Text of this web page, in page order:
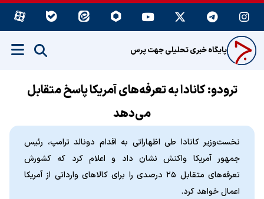
پایگاه خبری تحلیلی جهت پرس
ترودو: کانادا به تعرفه‌های آمریکا پاسخ متقابل
می‌دهد
نخست‌وزیر کانادا طی اظهاراتی به اقدام دونالد ترامپ، رئیس
جمهور آمریکا واکنش نشان داد و اعلام کرد که کشورش
تعرفه‌های متقابل ۲۵ درصدی را برای کالاهای وارداتی از آمریکا
اعمال خواهد کرد.